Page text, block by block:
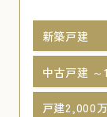
新築戸建
中古戸建
戸建2,000